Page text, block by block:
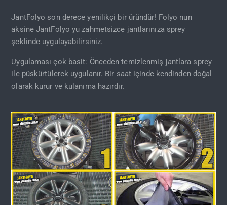
JantFolyo son derece yenilikçi bir üründür! Folyo nun
aksine JantFolyo yu zahmetsizce jantlarınıza sprey
şeklinde uygulayabilirsiniz.
Uygulaması çok basit: Önceden temizlenmiş jantlara sprey
ile püskürtülerek uygulanır. Bir saat içinde kendinden doğal
olarak kurur ve kulanıma hazırdır.